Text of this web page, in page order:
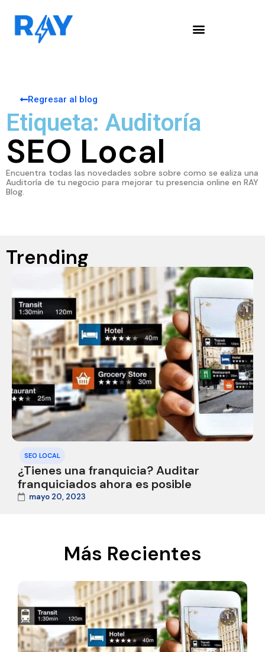
Regresar al blog
Etiqueta: Auditoría
SEO Local
Encuentra todas las novedades sobre sobre como se ealiza una
Auditoría de tu negocio para mejorar tu presencia online en RAY
Blog.
Trending
SEO LOCAL
¿Tienes una franquicia? Auditar
franquiciados ahora es posible
mayo 20, 2023
Más Recientes